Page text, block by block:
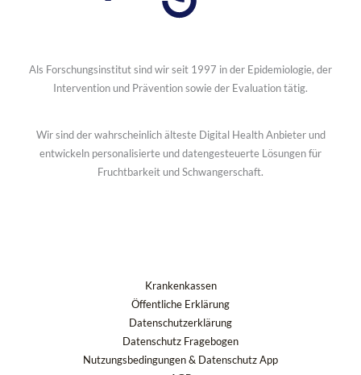
Als Forschungsinstitut sind wir seit 1997 in der Epidemiologie, der
Intervention und Prävention sowie der Evaluation tätig.
Wir sind der wahrscheinlich älteste Digital Health Anbieter und
entwickeln personalisierte und datengesteuerte Lösungen für
Fruchtbarkeit und Schwangerschaft.
Krankenkassen
Öffentliche Erklärung
Datenschutzerklärung
Datenschutz Fragebogen
Nutzungsbedingungen & Datenschutz App